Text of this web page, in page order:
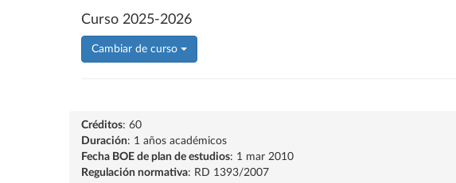
Curso 2025-2026
Cambiar de curso
Créditos: 60
Duración: 1 años académicos
Fecha BOE de plan de estudios: 1 mar 2010
Regulación normativa: RD 1393/2007